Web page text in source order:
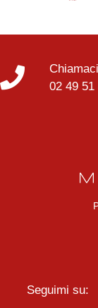
02 49 51
Seguimi su: